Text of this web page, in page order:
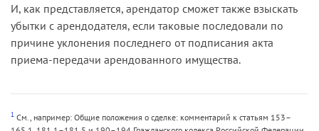
И, как представляется, арендатор сможет также взыскать
убытки с арендодателя, если таковые последовали по
причине уклонения последнего от подписания акта
приема-передачи арендованного имущества.
1 См., например: Общие положения о сделке: комментарий к статьям 153–